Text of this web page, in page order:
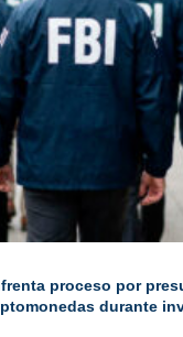
proceso por
durante